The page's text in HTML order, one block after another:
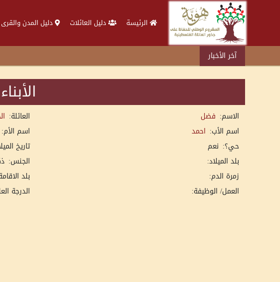
الرئيسة دليل العائلات دليل المدن والقرى
آخر الأخبار
الأبناء
الاسم: فضل العائلة:
اسم الأب: احمد
اسم الأم:
حي؟: نعم
تاريخ
بلد الميلاد:
الجنس:
زمرة الدم:
بلد
العمل/ الوظيفة:
الدرجة